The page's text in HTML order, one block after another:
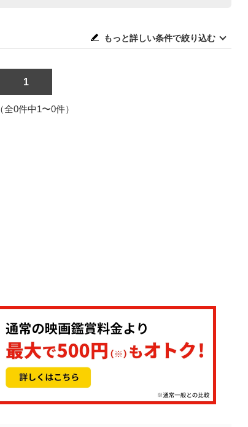
もっと詳しい条件で絞り込む
1
全0件中1〜0件）